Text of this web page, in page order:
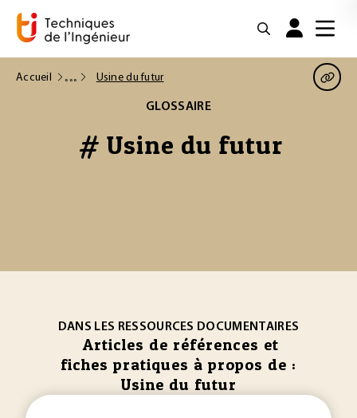
Accueil Usine du futur
GLOSSAIRE
# Usine du futur
DANS LES RESSOURCES DOCUMENTAIRES
Articles de références et
fiches pratiques à propos de :
Usine du futur